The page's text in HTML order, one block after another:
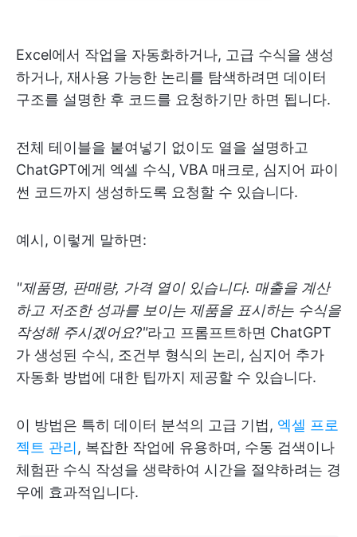
Excel에서 작업을 자동화하거나, 고급 수식을 생성
하거나, 재사용 가능한 논리를 탐색하려면 데이터
구조를 설명한 후 코드를 요청하기만 하면 됩니다.
전체 테이블을 붙여넣기 없이도 열을 설명하고
ChatGPT에게 엑셀 수식, VBA 매크로, 심지어 파이
썬 코드까지 생성하도록 요청할 수 있습니다.
예시, 이렇게 말하면:
"제품명, 판매량, 가격 열이 있습니다. 매출을 계산
하고 저조한 성과를 보이는 제품을 표시하는 수식을
작성해 주시겠어요?"라고 프롬프트하면 ChatGPT
가 생성된 수식, 조건부 형식의 논리, 심지어 추가
자동화 방법에 대한 팁까지 제공할 수 있습니다.
이 방법은 특히 데이터 분석의 고급 기법, 엑셀 프로
젝트 관리, 복잡한 작업에 유용하며, 수동 검색이나
체험판 수식 작성을 생략하여 시간을 절약하려는 경
우에 효과적입니다.